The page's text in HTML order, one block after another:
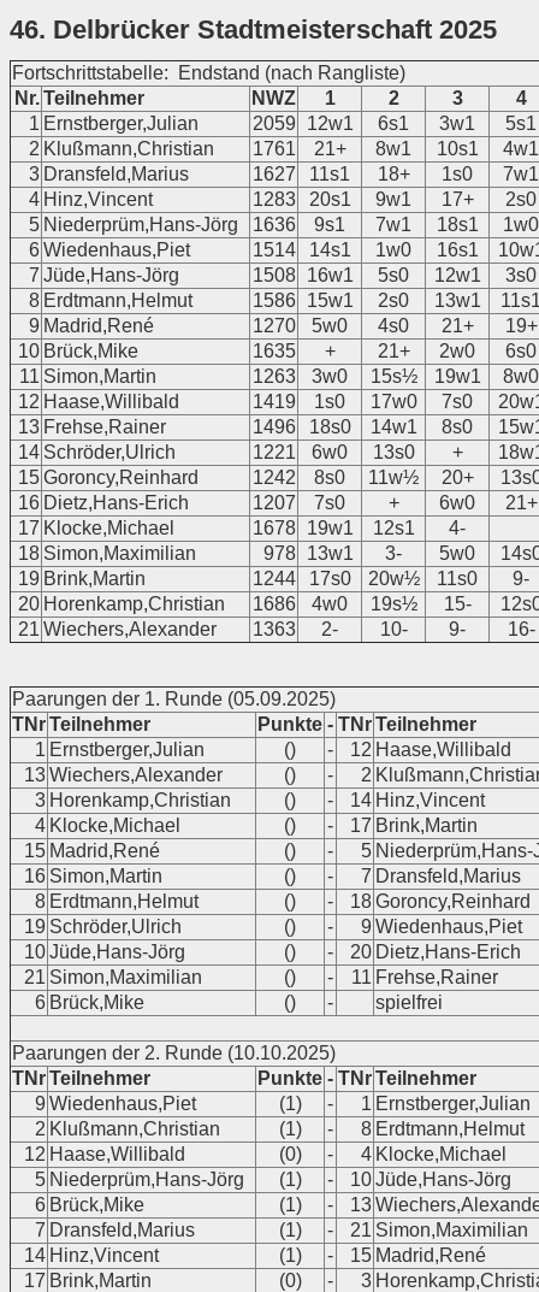
46. Delbrücker Stadtmeisterschaft 2025
Fortschrittstabelle: Endstand (nach Rangliste)
Nr.Teilnehmer NWZ 1 2 3
4
1 Ernstberger,Julian 2059 12w1 6s1 3w1
5s1
2 Klußmann,Christian 1761 21+ 8w1 10s1
4w1
3 Dransfeld,Marius 1627 11s1 18+ 1s0
7w1
4 Hinz,Vincent 1283 20s1 9w1 17+
2s0
5 Niederprüm,Hans-Jörg 1636 9s1 7w1 18s1
1w0
6Wiedenhaus,Piet 1514 14s1 1w0 16s1
7 Jüde,Hans-Jörg 1508 16w1 5s0 12w1
3s0
8 Erdtmann,Helmut 1586 15w1 2s0 13w1
9 Madrid,René 1270 5w0 4s0 21+
19+
10 Brück,Mike 1635 + 21+ 2w0
6s0
11 Simon,Martin 1263 3w0 15s½ 19w1
8w0
12 Haase,Willibald 1419 1s0 17w0 7s0
13 Frehse,Rainer 1496 18s0 14w1 8s0
14 Schröder,Ulrich 1221 6w0 13s0 +
15Goroncy,Reinhard 1242 8s0 11w½ 20+
16 Dietz,Hans-Erich 1207 7s0 + 6w0
21+
17 Klocke,Michael 1678 19w1 12s1
4-
18 Simon,Maximilian 978 13w1 3- 5w0
19 Brink,Martin 1244 17s0 20w½ 11s0
9-
20 Horenkamp,Christian 1686 4w0 19s½ 15-
21 Wiechers,Alexander 1363 2- 10- 9- 16-
Paarungen der 1. Runde (05.09.2025)
TNrTeilnehmer Punkte - TNrTeilnehmer
1 Ernstberger,Julian () - 12 Haase,Willibald
13Wiechers,Alexander () - 2
3 Horenkamp,Christian () - 14 Hinz,Vincent
4 Klocke,Michael () - 17 Brink,Martin
15 Madrid,René () - 5 Niederprüm,Hans-
16 Simon,Martin () - 7 Dransfeld,Marius
8 Erdtmann,Helmut () - 18Goroncy,Reinhard
19 Schröder,Ulrich () - 9 Wiedenhaus,Piet
10Jüde,Hans-Jörg () - 20 Dietz,Hans-Erich
21 Simon,Maximilian () - 11 Frehse,Rainer
6 Brück,Mike () - spielfrei
Paarungen der 2. Runde (10.10.2025)
TNrTeilnehmer Punkte - TNrTeilnehmer
9 Wiedenhaus,Piet (1) - 1 Ernstberger,Julian
2 Klußmann,Christian (1) - 8 Erdtmann,Helmut
12 Haase,Willibald (0) - 4 Klocke,Michael
5 Niederprüm,Hans-Jörg (1) - 10Jüde,Hans-Jörg
6 Brück,Mike (1) - 13
7 Dransfeld,Marius (1) - 21 Simon,Maximilian
14 Hinz,Vincent (1) - 15 Madrid,René
17 Brink,Martin (0) - 3